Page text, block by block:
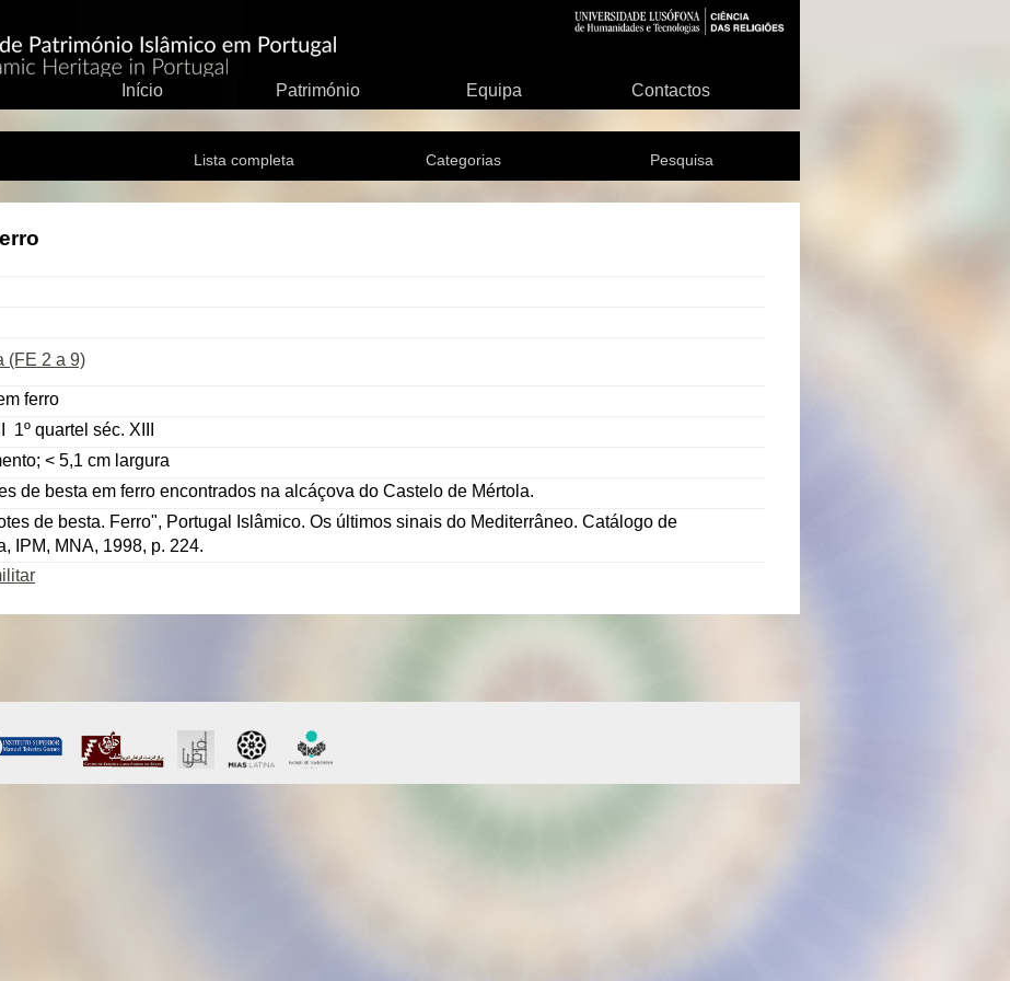
Início Património Equipa Contactos
Lista completa Categorias Pesquisa
(FE 2 a 9)
ferro
1º quartel séc. XIII
< 5,1 cm largura
de besta em ferro encontrados na alcáçova do Castelo de Mértola.
de besta. Ferro", Portugal Islâmico. Os últimos sinais do Mediterrâneo. Catálogo de
IPM, MNA, 1998, p. 224.